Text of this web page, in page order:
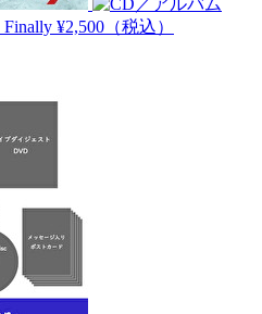
Finally ¥2,500（税込）